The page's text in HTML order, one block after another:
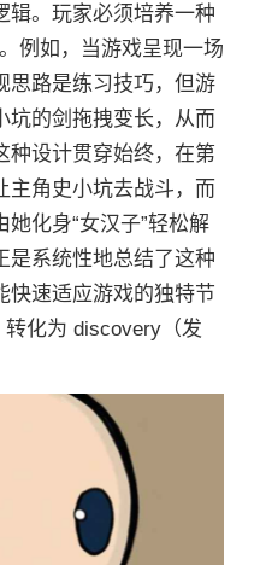
辑。玩家必须培养一种
例如，当游戏呈现一场
思路是练习技巧，但游
坑的剑拖拽变长，从而
种设计贯穿始终，在第
主角史小坑去战斗，而
化身“女汉子”轻松解
是系统性地总结了这种
快速适应游戏的独特节
化为 discovery（发